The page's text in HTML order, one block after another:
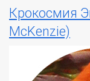
Крокосмия
McKenzie)